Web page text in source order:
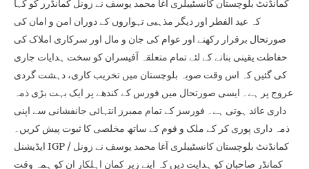
کمانڈنٹ بلوچستان کانسٹیبلری آغا محمد یوسف نے زونل کمانڈرز کو کہا
کہ عید الفطر اور دیگر مذہبی تہواروں کے دوران امن و امان کی
صورتحال برقرار رکھنے اور عوام کی جان و مال اور سرکاری املاک کی
حفاظت یقینی بنانے کے لئے تمام متعلقہ آفیسران کو سخت ہدایات جاری
کی گئیں کہ اس وقت صوبہ بلوچستان میں تخریب کاری، دہشت گردی
عروج پر ہے۔ ایسی صورتحال میں فورس کے کندھے پر ایک بہت بڑی ذمہ
داری عائد ہوتی ہے۔ فورسز کے تمام ممبرز انتہائی جانفشانی سے اپنی
ذمہ داری پوری کر کے ملک و قوم کے ساتھ مخلصی کا ثبوت پیش کریں۔
ایڈیشنل IGP / کمانڈنٹ بلوچستان کانسٹیبلری آغا محمد یوسف نے زونل
کمانڈر صاحبان کو ہدایت دیں کہ اپنے زیر کمان اہلکار ان کو ہمہ وقت